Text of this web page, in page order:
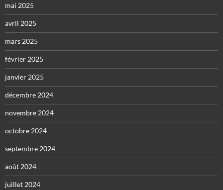
mai 2025
avril 2025
mars 2025
février 2025
janvier 2025
décembre 2024
novembre 2024
octobre 2024
septembre 2024
août 2024
juillet 2024